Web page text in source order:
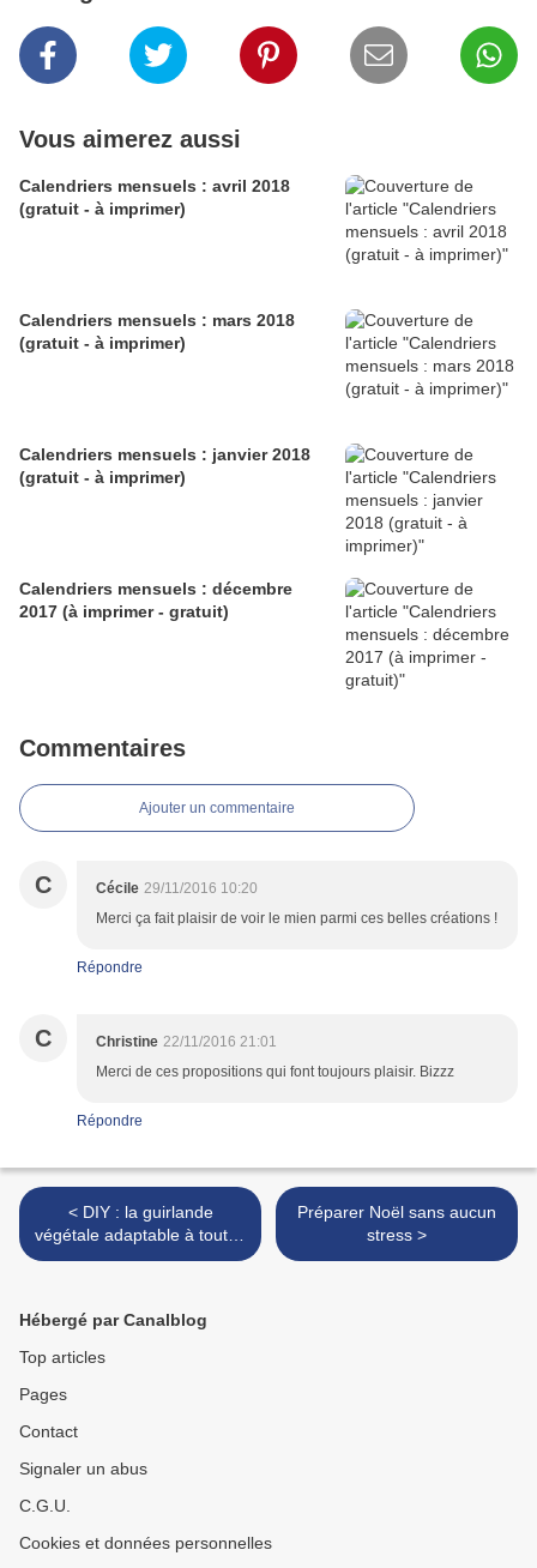
Vous aimerez aussi
Calendriers mensuels : avril 2018
(gratuit - à imprimer)
Calendriers mensuels : mars 2018
(gratuit - à imprimer)
Calendriers mensuels : janvier 2018
(gratuit - à imprimer)
Calendriers mensuels : décembre
2017 (à imprimer - gratuit)
Commentaires
Ajouter un commentaire
C Cécile 29/11/2016 10:20
Merci ça fait plaisir de voir le mien parmi ces belles créations !
Répondre
C Christine 22/11/2016 21:01
Merci de ces propositions qui font toujours plaisir. Bizzz
Répondre
< DIY : la guirlande
végétale adaptable à toutes
les fêtes
Préparer Noël sans aucun
stress >
Hébergé par Canalblog
Top articles
Pages
Contact
Signaler un abus
C.G.U.
Cookies et données personnelles